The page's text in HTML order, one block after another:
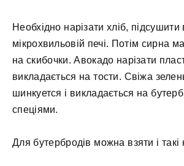
Необхідно нарізати хліб, підсушити
мікрохвильовій печі. Потім сирна
на скибочки. Авокадо нарізати
викладається на тости. Свіжа
шинкуется і викладається на
спеціями.
Для бутербродів можна взяти і такі